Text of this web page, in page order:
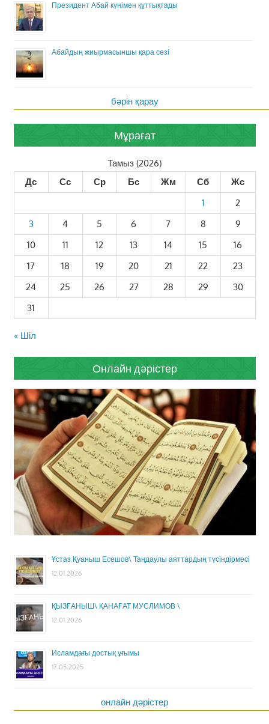
Президент Абай күнімен құттықтады
Абайдың жиырмасыншы қара сөзі
бәрін қарау
Мұрағат
Тамыз (2026)
Дс
Сс Ср Бс Жм Сб
Жс
1
2
3
4 5 6 7 8
9
10
11 12 13 14 15
16
17
18 19 20 21 22
23
24
25 26 27 28 29
30
31
« Шіл
Онлайн дәрістер
Ұстаз Қуаныш Есешов\ Таңдаулы аяттардың түсіндірмесі
12.01.2026
ҚЫЗҒАНЫШ\ ҚАНАҒАТ МУСЛИМОВ \
12.01.2026
Исламдағы достық ұғымы
17.05.2025
онлайн дәрістер